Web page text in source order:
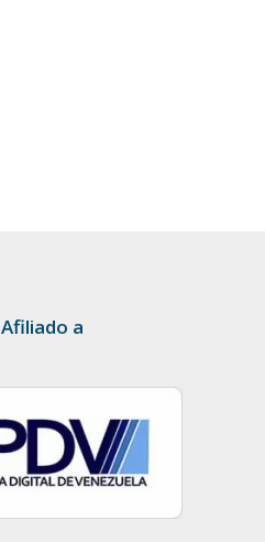
Afiliado a